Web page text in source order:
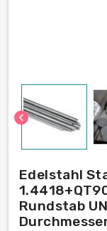
chevron_left
Edelstahl
Rundstab